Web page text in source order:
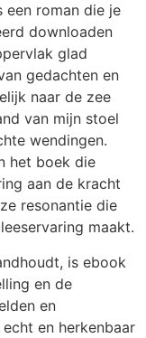
roman die je
downloaden
glad
gedachten en
naar de zee
van mijn stoel
wendingen.
het boek die
aan de kracht
resonantie die
maakt.
is ebook
en de
en
en herkenbaar